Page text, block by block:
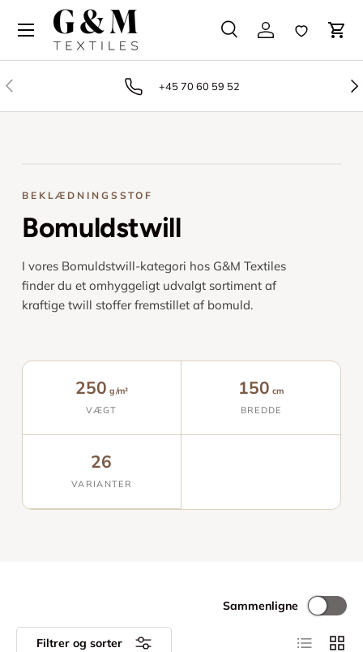
Gå til indhold
Søg
Produkttype
Søg Log påFavoritter
Tidligere +45 70 60 59 52
BEKLÆDNINGSSTOF
Bomuldstwill
I vores Bomuldstwill-kategori hos G&M Textiles
finder du et omhyggeligt udvalgt sortiment af
kraftige twill stoffer fremstillet af bomuld.
250 g/m²
VÆGT
150 cm
BREDDE
26
VARIANTER
Filtrer og sorter
Sammenligne
Liste Gitter